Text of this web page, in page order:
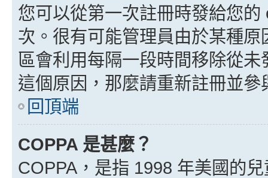
您可以從第一次註冊時發給您
次。很有可能管理員由於某種
區會利用每隔一段時間移除從
這個原因，那麼請重新註冊並參
回頂端
COPPA 是甚麼？
COPPA，是指 1998 年美國的